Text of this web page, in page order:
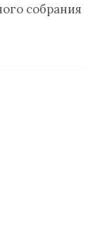
собрания